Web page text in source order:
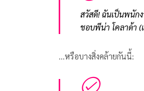
สวัสดี! ฉันเป็นพนัก
ชอบพีน่า โคลาด้า
…หรือบางสิ่งคล้ายกันนี้: